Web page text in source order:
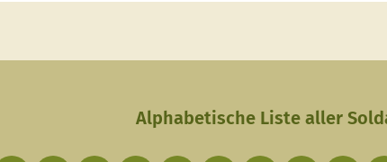
Alphabetische Liste aller